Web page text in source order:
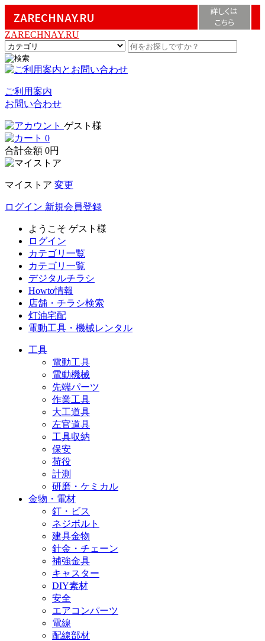
ZARECHNAY.RU
詳しくは
こちら
ZARECHNAY.RU
ご利用案内
お問い合わせ
ゲスト様
0
合計金額 0円
マイストア 変更
ログイン 新規会員登録
ようこそ ゲスト様
ログイン
カテゴリ一覧
カテゴリ一覧
デジタルチラシ
Howto情報
店舗・チラシ検索
灯油宅配
電動工具・機械レンタル
工具
電動工具
電動機械
先端パーツ
作業工具
大工道具
左官道具
工具収納
保安
荷役
計測
研磨・ケミカル
金物・電材
釘・ビス
ネジボルト
建具金物
針金・チェーン
補強金具
キャスター
DIY素材
安全
エアコンパーツ
電線
配線部材